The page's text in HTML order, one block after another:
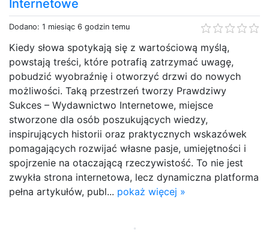
Internetowe
Dodano: 1 miesiąc 6 godzin temu
Kiedy słowa spotykają się z wartościową myślą,
powstają treści, które potrafią zatrzymać uwagę,
pobudzić wyobraźnię i otworzyć drzwi do nowych
możliwości. Taką przestrzeń tworzy Prawdziwy
Sukces – Wydawnictwo Internetowe, miejsce
stworzone dla osób poszukujących wiedzy,
inspirujących historii oraz praktycznych wskazówek
pomagających rozwijać własne pasje, umiejętności i
spojrzenie na otaczającą rzeczywistość. To nie jest
zwykła strona internetowa, lecz dynamiczna platforma
pełna artykułów, publ... pokaż więcej »